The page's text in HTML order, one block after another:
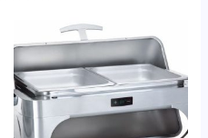
რაოდენობა:
მარმიტი